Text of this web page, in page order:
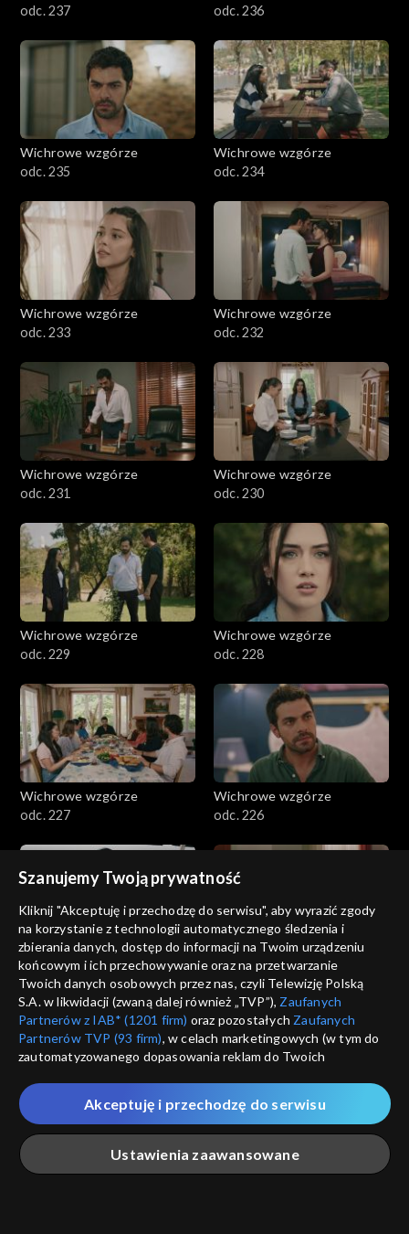
odc. 237
odc. 236
Wichrowe wzgórze
odc. 235
Wichrowe wzgórze
odc. 234
Wichrowe wzgórze
odc. 233
Wichrowe wzgórze
odc. 232
Wichrowe wzgórze
odc. 231
Wichrowe wzgórze
odc. 230
Wichrowe wzgórze
odc. 229
Wichrowe wzgórze
odc. 228
Wichrowe wzgórze
odc. 227
Wichrowe wzgórze
odc. 226
Wichrowe wzgórze
odc. 225
Wichrowe wzgórze
odc. 224
Wichrowe wzgórze
odc. 223
Wichrowe wzgórze
odc. 222
Szanujemy Twoją prywatność
Kliknij "Akceptuję i przechodzę do serwisu", aby wyrazić zgody
na korzystanie z technologii automatycznego śledzenia i
zbierania danych, dostęp do informacji na Twoim urządzeniu
końcowym i ich przechowywanie oraz na przetwarzanie
Twoich danych osobowych przez nas, czyli Telewizję Polską
S.A. w likwidacji (zwaną dalej również „TVP”), Zaufanych
Partnerów z IAB* (1201 firm) oraz pozostałych Zaufanych
Partnerów TVP (93 firm), w celach marketingowych (w tym do
zautomatyzowanego dopasowania reklam do Twoich
które wskazujemy poniżej, a także zgody na udostępnianie
przez nas identyfikatora PPID do Google.
Twoje dane osobowe zbierane podczas odwiedzania przez
Ciebie naszych
poszczególnych serwisówzwanych dalej
„Portalem”, w tym informacje zapisywane za pomocą
Ustawienia zaawansowane
Akceptuję i przechodzę do serwisu